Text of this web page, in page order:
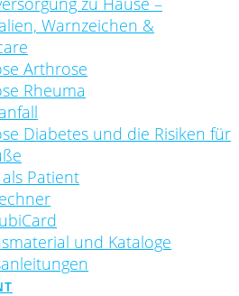
Warnzeichen &
Arthrose
Rheuma
Diabetes und die Risiken für
Patient
und Kataloge